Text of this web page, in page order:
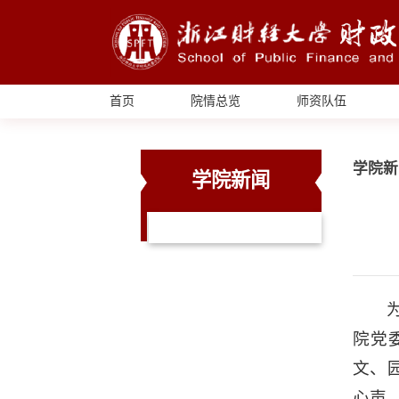
首页 院情总览 师资队伍
学院新闻
学院
院党
文、